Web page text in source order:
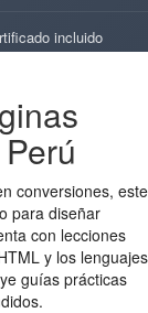
incluido
conversiones, este
para diseñar
con lecciones
y los lenguajes
guías prácticas